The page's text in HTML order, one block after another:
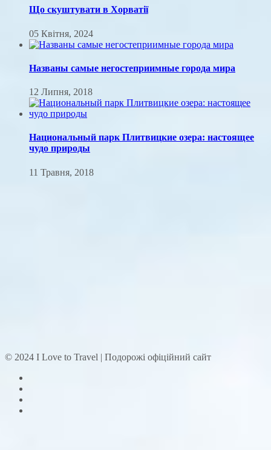
Що скуштувати в Хорватії
05 Квітня, 2024
Названы самые негостеприимные города мира
12 Липня, 2018
Национальный парк Плитвицкие озера: настоящее
чудо природы
11 Травня, 2018
© 2024 I Love to Travel | Подорожі офіційний сайт